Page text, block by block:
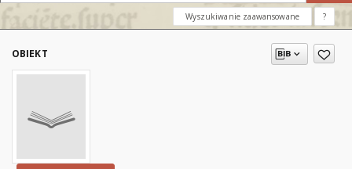
Wyszukiwanie zaawansowane ?
OBIEKT